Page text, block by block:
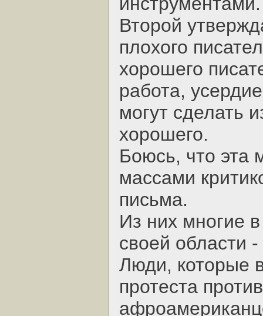
Второй
плохого
хорошего
работа,
могут сделать
хорошего.
Боюсь, что эта
массами
письма.
Из них многие
своей области
Люди, которые
протеста